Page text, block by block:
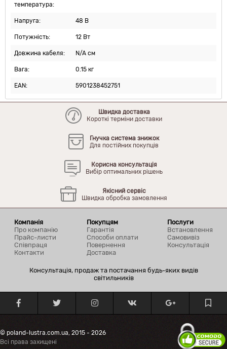
температура:
Напруга: 48 В
Потужність: 12 Вт
Довжина кабеля: N/A см
Вага: 0.15 кг
EAN: 5901238452751
Швидка доставка
Короткі терміни доставки
Гнучка система знижок
Для постійних покупців
Корисна консультація
Вибір оптимальних рішень
Якісний сервіс
Швидка обробка замовлення
Компанія
Про компанію
Прайс-листи
Співпраця
Контакти
Покупцям
Гарантія
Способи оплати
Повернення
Доставка
Послуги
Встановлення
Самовивіз
Консультація
Консультація, продаж та постачання будь-яких видів
світильників
© poland-lustra.com.ua, 2015 - 2026
Всі права захищені